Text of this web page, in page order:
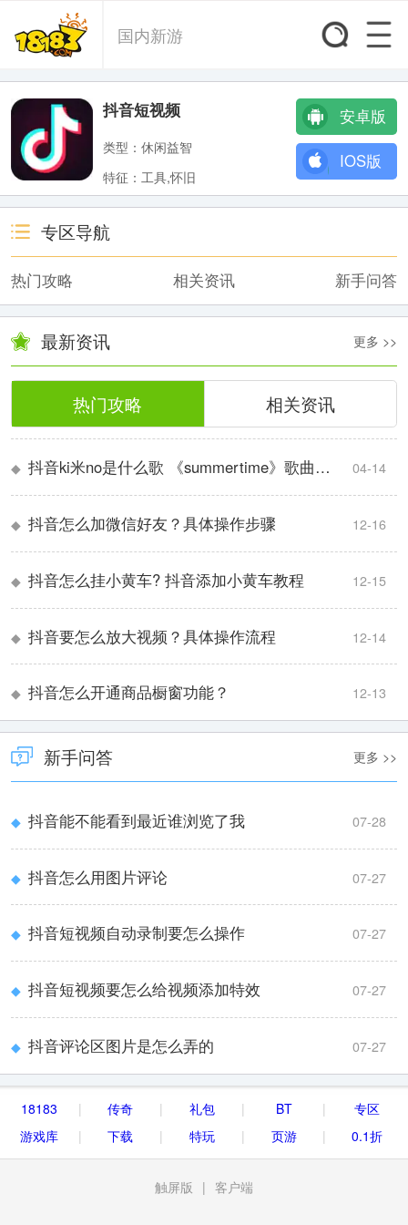
国内新游
抖音短视频
类型：休闲益智
特征：工具,怀旧
安卓版
IOS版
专区导航
热门攻略 相关资讯 新手问答
最新资讯 更多 >>
热门攻略 相关资讯
◆ 抖音ki米no是什么歌 《summertime》歌曲介绍 04-14
◆ 抖音怎么加微信好友？具体操作步骤 12-16
◆ 抖音怎么挂小黄车? 抖音添加小黄车教程 12-15
◆ 抖音要怎么放大视频？具体操作流程 12-14
◆ 抖音怎么开通商品橱窗功能？ 12-13
新手问答 更多 >>
◆ 抖音能不能看到最近谁浏览了我 07-28
◆ 抖音怎么用图片评论 07-27
◆ 抖音短视频自动录制要怎么操作 07-27
◆ 抖音短视频要怎么给视频添加特效 07-27
◆ 抖音评论区图片是怎么弄的 07-27
18183 传奇 礼包 BT
专区
游戏库
下载 特玩 页游 0.1折
触屏版 | 客户端